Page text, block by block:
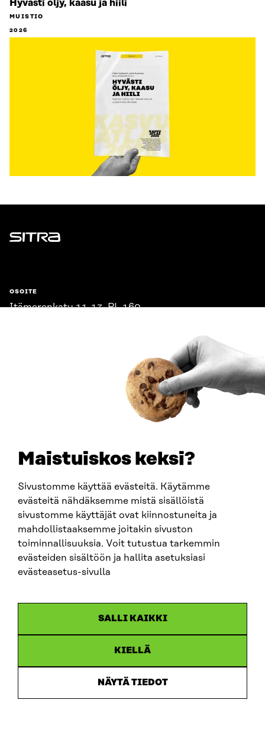
Maistuiskos keksi?
Sivustomme käyttää evästeitä. Käytämme
evästeitä nähdäksemme mistä sisällöistä
sivustomme käyttäjät ovat kiinnostuneita ja
mahdollistaaksemme joitakin sivuston
toiminnallisuuksia. Voit tutustua tarkemmin
evästeiden sisältöön ja hallita asetuksiasi
evästeasetus-sivulla
SALLI KAIKKI
KIELLÄ
NÄYTÄ TIEDOT
Hyvästi öljy, kaasu ja hiili
MUISTIO
2026
Sitra
OSOITE
Itämerenkatu 11-13, PL 160,
SITRA SOSIAALISESSA MEDIASSA
LinkedIn
Instagram
YouTube
Saavutettavuusseloste
Asiakirjajulkisuus